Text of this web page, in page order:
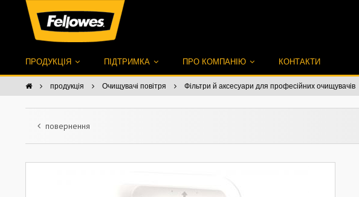
ПРОДУКЦІЯ ПІДТРИМКА ПРО КОМПАНІЮ КОНТАКТИ
продукція Очищувачі повітря Фільтри й аксесуари для професійних очищувачів
повернення